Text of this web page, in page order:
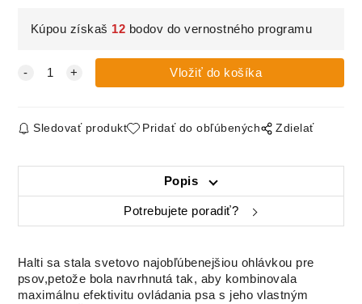
Kúpou získaš 12 bodov do vernostného programu
Sledovať produkt Pridať do obľúbených Zdielať
Popis
Potrebujete poradiť?
Halti sa stala svetovo najobľúbenejšiou ohlávkou pre
psov,petože bola navrhnutá tak, aby kombinovala
maximálnu efektivitu ovládania psa s jeho vlastným